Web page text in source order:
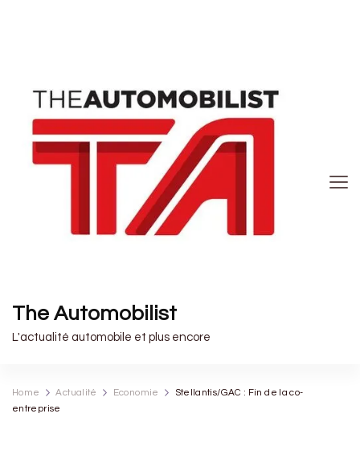
The Automobilist
L'actualité automobile et plus encore
Home Actualité Economie
Stellantis/GAC : Fin de la co-
entreprise